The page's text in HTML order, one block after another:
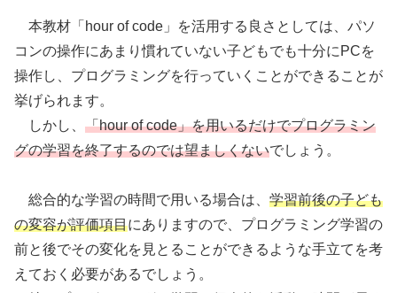
本教材「hour of code」を活用する良さとしては、パソ
コンの操作にあまり慣れていない子どもでも十分にPCを
操作し、プログラミングを行っていくことができることが
挙げられます。
しかし、 「hour of code」を用いるだけでプログラミン
グの学習を終了するのでは望ましくないでしょう。
総合的な学習の時間で用いる場合は、 学習前後の子ども
の変容が評価項目にありますので、プログラミング学習の
前と後でその変化を見とることができるような手立てを考
えておく必要があるでしょう。